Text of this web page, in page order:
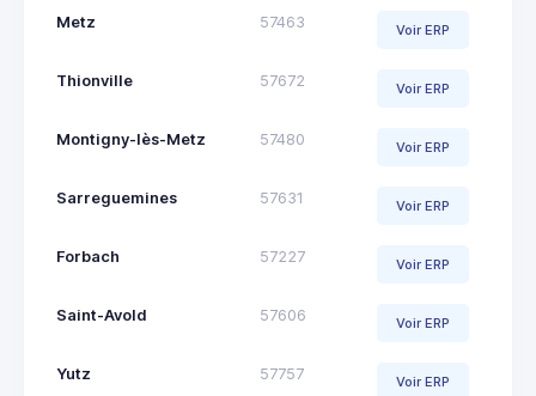
Metz 57463 Voir ERP
Thionville 57672 Voir ERP
Montigny-lès-Metz 57480 Voir ERP
Sarreguemines 57631 Voir ERP
Forbach 57227 Voir ERP
Saint-Avold 57606 Voir ERP
Yutz 57757 Voir ERP